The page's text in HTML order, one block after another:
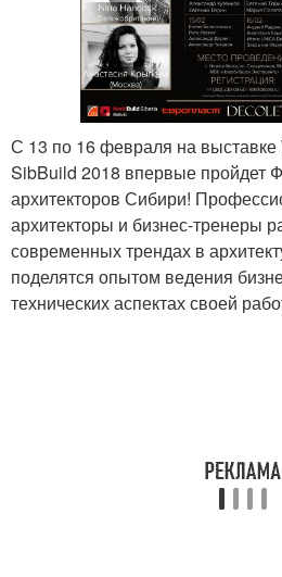
С 13 по 16 февраля на
SibBuild 2018 впервые пройдет
архитекторов Сибири!
архитекторы и бизнес-тренеры
современных трендах в
поделятся опытом ведения
технических аспектах своей